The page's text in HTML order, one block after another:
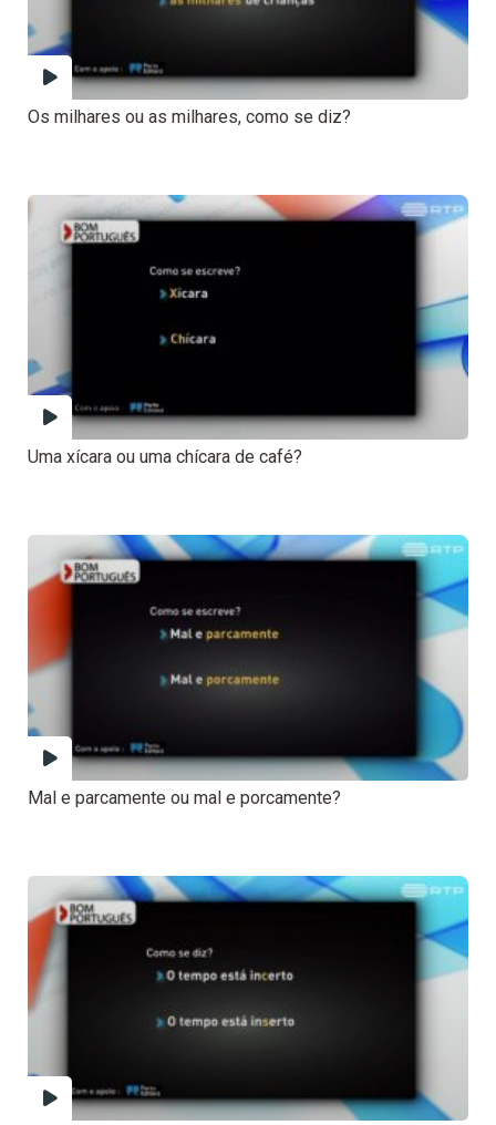
Os milhares ou as milhares, como se diz?
Uma xícara ou uma chícara de café?
Mal e parcamente ou mal e porcamente?